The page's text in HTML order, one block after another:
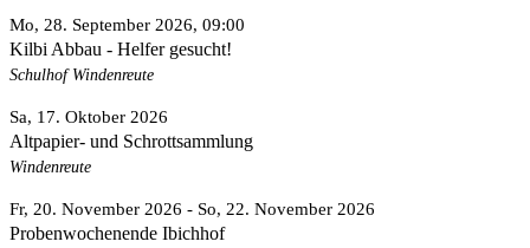
Mo, 28. September 2026, 09:00
Kilbi Abbau - Helfer gesucht!
Schulhof Windenreute
Sa, 17. Oktober 2026
Altpapier- und Schrottsammlung
Windenreute
Fr, 20. November 2026 - So, 22. November 2026
Probenwochenende Ibichhof